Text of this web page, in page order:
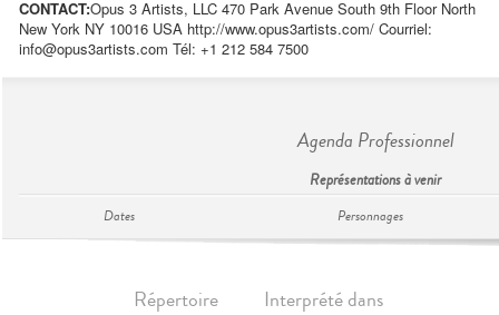
CONTACT:Opus 3 Artists, LLC 470 Park Avenue South 9th Floor North
New York NY 10016 USA http://www.opus3artists.com/ Courriel:
info@opus3artists.com Tél: +1 212 584 7500
Agenda Professionnel
Représentations à venir
Dates Personnages
Répertoire Interprété dans